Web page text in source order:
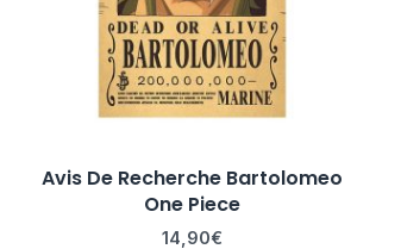
Avis De Recherche Bartolomeo
One Piece
14,90€